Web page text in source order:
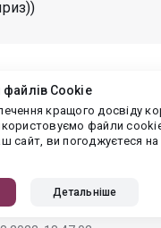
17:42:41
, якраз
Гуркало
файлів Cookie
кращого досвіду
файли
сайт, ви погоджуєтеся на
Детальніше